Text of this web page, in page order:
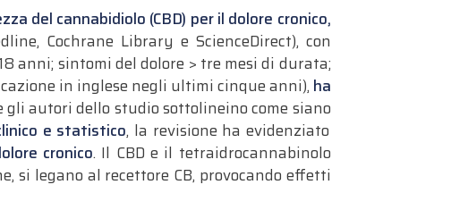
del cannabidiolo (CBD) per il dolore cronico,
Cochrane Library e ScienceDirect), con
anni; sintomi del dolore > tre mesi di durata;
in inglese negli ultimi cinque anni), ha
gli autori dello studio sottolineino come siano
e statistico, la revisione ha evidenziato
cronico. Il CBD e il tetraidrocannabinolo
si legano al recettore CB, provocando effetti